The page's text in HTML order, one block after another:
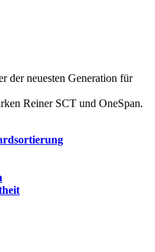
der neuesten Generation für
Reiner SCT und OneSpan.